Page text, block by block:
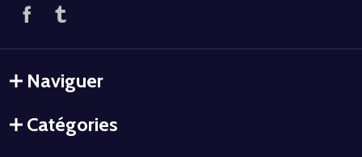
Naviguer
Catégories